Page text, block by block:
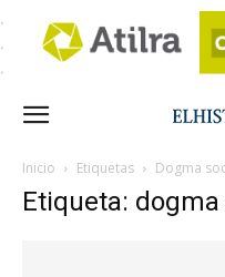
Inicio Etiquetas Dogma
Etiqueta: